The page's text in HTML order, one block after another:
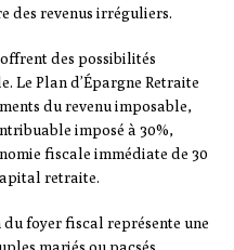
des revenus irréguliers.
des possibilités
Le Plan d’Épargne Retraite
du revenu imposable,
imposé à 30%,
fiscale immédiate de 30
retraite.
foyer fiscal représente une